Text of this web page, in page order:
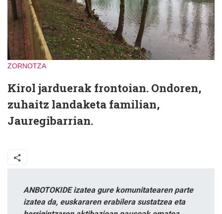
ZORNOTZA
Kirol jarduerak frontoian. Ondoren,
zuhaitz landaketa familian,
Jauregibarrian.
ANBOTOKIDE izatea gure komunitatearen parte
izatea da, euskararen erabilera sustatzea eta